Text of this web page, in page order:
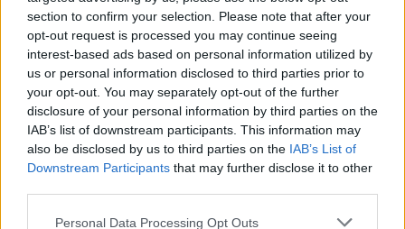
section to confirm your selection. Please note that after your
opt-out request is processed you may continue seeing
interest-based ads based on personal information utilized by
us or personal information disclosed to third parties prior to
your opt-out. You may separately opt-out of the further
disclosure of your personal information by third parties on the
IAB’s list of downstream participants. This information may
also be disclosed by us to third parties on the IAB’s List of
Downstream Participants that may further disclose it to other
Please note that this website/app uses one or more Google
Personal Data Processing Opt Outs
Követem
#GAZDASÁG # INTERNET #MOBILINTERNET